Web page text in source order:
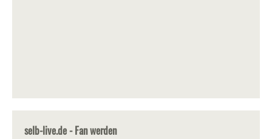
selb-live.de - Fan werden